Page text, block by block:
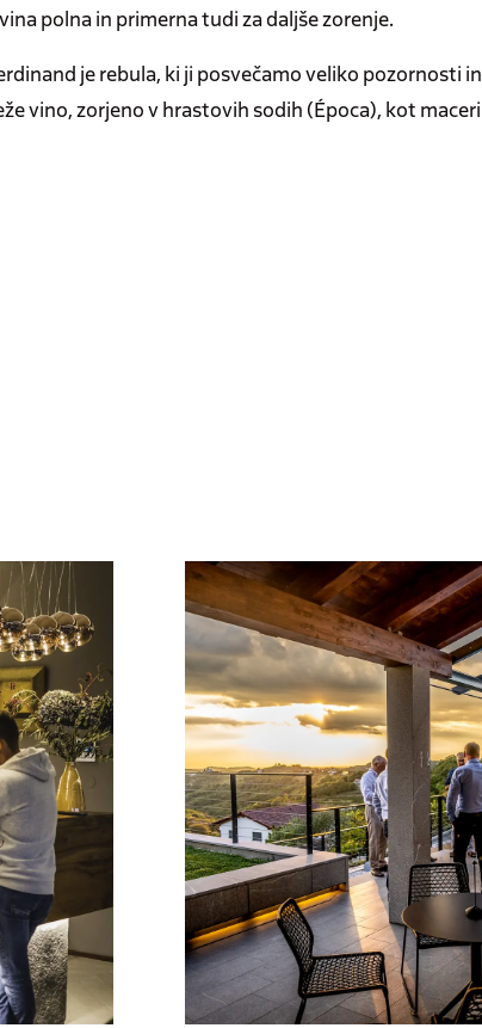
polna in primerna tudi za daljše zorenje.
je rebula, ki ji posvečamo veliko pozornosti
vino, zorjeno v hrastovih sodih (Época), kot